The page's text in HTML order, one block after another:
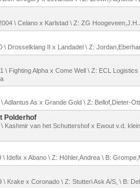
\ Celano x Karlstad \ Z: ZG
\ Drosselklang II x Landadel \ Z:
\ Fighting Alpha x Come Well \ Z: ECL
Adlantus As x Grande Gold \ Z: Bellof,Dieter-
Polderhof
Kashmir van het Schuttershof x Ewout v.d.
\ Idefix x Abano \ Z: Höhler,Andrea \ B:
\ Krake x Coronado \ Z: Stutteri Ask A/S, \ B: